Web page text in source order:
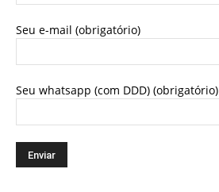
Seu e-mail (obrigatório)
Seu whatsapp (com DDD) (obrigatório)